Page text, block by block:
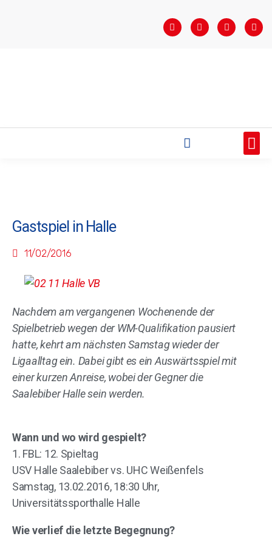
Gastspiel in Halle
11/02/2016
Nachdem am vergangenen Wochenende der
Spielbetrieb wegen der WM-Qualifikation pausiert
hatte, kehrt am nächsten Samstag wieder der
Ligaalltag ein. Dabei gibt es ein Auswärtsspiel mit
einer kurzen Anreise, wobei der Gegner die
Saalebiber Halle sein werden.
Wann und wo wird gespielt?
1. FBL: 12. Spieltag
USV Halle Saalebiber vs. UHC Weißenfels
Samstag, 13.02.2016, 18:30 Uhr,
Universitätssporthalle Halle
Wie verlief die letzte Begegnung?